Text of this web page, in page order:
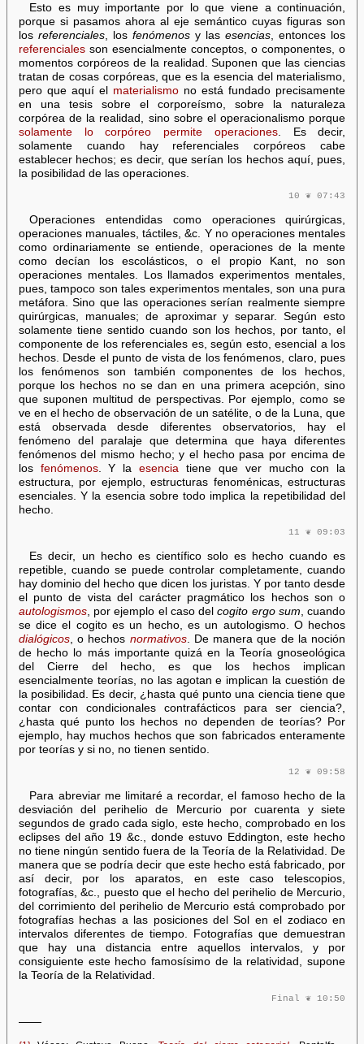
Esto es muy importante por lo que viene a continuación,
porque si pasamos ahora al eje semántico cuyas figuras son
los referenciales, los fenómenosy lasesencias , entonces los
referencialesson esencialmente conceptos, o componentes, o
momentos corpóreos de la realidad. Suponen que las ciencias
tratan de cosas corpóreas, que es la esencia del materialismo,
pero que aquí el materialismo no está fundado precisamente
en una tesis sobre el corporeísmo, sobre la naturaleza
corpórea de la realidad, sino sobre el operacionalismo porque
solamente lo corpóreo permite operaciones. Es decir,
solamente cuando hay referenciales corpóreos cabe
establecer hechos; es decir, que serían los hechos aquí, pues,
la posibilidad de las operaciones.
10 ❦ 07:43
Operaciones entendidas como operaciones quirúrgicas,
operaciones manuales, táctiles, &c. Y no operaciones mentales
como ordinariamente se entiende, operaciones de la mente
como decían los escolásticos, o el propio Kant, no son
operaciones mentales. Los llamados experimentos mentales,
pues, tampoco son tales experimentos mentales, son una pura
metáfora. Sino que las operaciones serían realmente siempre
quirúrgicas, manuales; de aproximar y separar. Según esto
solamente tiene sentido cuando son los hechos, por tanto, el
componente de los referenciales es, según esto, esencial a los
hechos. Desde el punto de vista de los fenómenos, claro, pues
los fenómenos son también componentes de los hechos,
porque los hechos no se dan en una primera acepción, sino
que suponen multitud de perspectivas. Por ejemplo, como se
ve en el hecho de observación de un satélite, o de la Luna, que
está observada desde diferentes observatorios, hay el
fenómeno del paralaje que determina que haya diferentes
fenómenos del mismo hecho; y el hecho pasa por encima de
los fenómenos. Y laesencia tiene que ver mucho con la
estructura, por ejemplo, estructuras fenoménicas, estructuras
esenciales. Y la esencia sobre todo implica la repetibilidad del
hecho.
11 ❦ 09:03
Es decir, un hecho es científico solo es hecho cuando es
repetible, cuando se puede controlar completamente, cuando
hay dominio del hecho que dicen los juristas. Y por tanto desde
el punto de vista del carácter pragmático los hechos son o
autologismos, por ejemplo el caso delcogito ergo sum , cuando
se dice el cogito es un hecho, es un autologismo. O hechos
dialógicos, o hechos normativos. De manera que de la noción
de hecho lo más importante quizá en la Teoría gnoseológica
del Cierre del hecho, es que los hechos implican
esencialmente teorías, no las agotan e implican la cuestión de
la posibilidad. Es decir, ¿hasta qué punto una ciencia tiene que
contar con condicionales contrafácticos para ser ciencia?,
¿hasta qué punto los hechos no dependen de teorías? Por
ejemplo, hay muchos hechos que son fabricados enteramente
por teorías y si no, no tienen sentido.
12 ❦ 09:58
Para abreviar me limitaré a recordar, el famoso hecho de la
desviación del perihelio de Mercurio por cuarenta y siete
segundos de grado cada siglo, este hecho, comprobado en los
eclipses del año 19 &c., donde estuvo Eddington, este hecho
no tiene ningún sentido fuera de la Teoría de la Relatividad. De
manera que se podría decir que este hecho está fabricado, por
así decir, por los aparatos, en este caso telescopios,
fotografías, &c., puesto que el hecho del perihelio de Mercurio,
del corrimiento del perihelio de Mercurio está comprobado por
fotografías hechas a las posiciones del Sol en el zodiaco en
intervalos diferentes de tiempo. Fotografías que demuestran
que hay una distancia entre aquellos intervalos, y por
consiguiente este hecho famosísimo de la relatividad, supone
la Teoría de la Relatividad.
Final ❦ 10:50
——